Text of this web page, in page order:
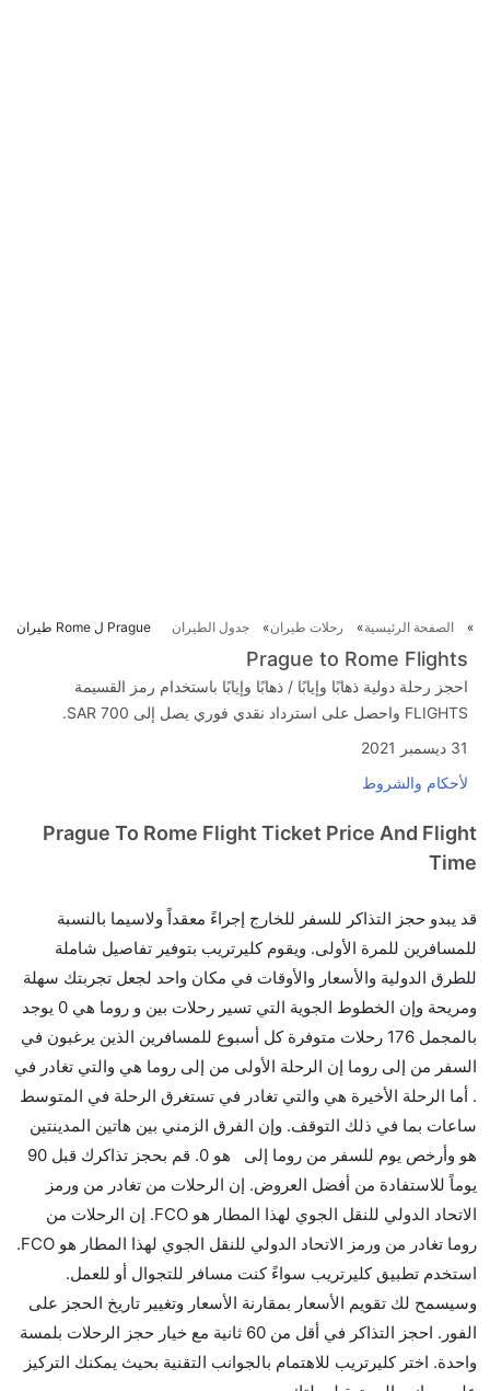
الصفحة الرئيسية رحلات طيران جدول الطيران Prague ل Rome طيران
Prague to Rome Flights
احجز رحلة دولية ذهابًا وإيابًا / ذهابًا وإيابًا باستخدام رمز القسيمة
FLIGHTS واحصل على استرداد نقدي فوري يصل إلى SAR 700.
31 ديسمبر 2021
لأحكام والشروط
Prague To Rome Flight Ticket Price And Flight
Time
قد يبدو حجز التذاكر للسفر للخارج إجراءً معقداً ولاسيما بالنسبة
للمسافرين للمرة الأولى. ويقوم كليرتريب بتوفير تفاصيل شاملة
للطرق الدولية والأسعار والأوقات في مكان واحد لجعل تجربتك سهلة
ومريحة وإن الخطوط الجوية التي تسير رحلات بين و روما هي 0 يوجد
بالمجمل 176 رحلات متوفرة كل أسبوع للمسافرين الذين يرغبون في
السفر من إلى روما إن الرحلة الأولى من إلى روما هي والتي تغادر في
. أما الرحلة الأخيرة هي والتي تغادر في تستغرق الرحلة في المتوسط
ساعات بما في ذلك التوقف. وإن الفرق الزمني بين هاتين المدينتين
هو وأرخص يوم للسفر من روما إلى هو 0. قم بحجز تذاكرك قبل 90
يوماً للاستفادة من أفضل العروض. إن الرحلات من تغادر من ورمز
الاتحاد الدولي للنقل الجوي لهذا المطار هو FCO. إن الرحلات من
روما تغادر من ورمز الاتحاد الدولي للنقل الجوي لهذا المطار هو FCO.
استخدم تطبيق كليرتريب سواءً كنت مسافر للتجوال أو للعمل.
وسيسمح لك تقويم الأسعار بمقارنة الأسعار وتغيير تاريخ الحجز على
الفور. احجز التذاكر في أقل من 60 ثانية مع خيار حجز الرحلات بلمسة
واحدة. اختر كليرتريب للاهتمام بالجوانب التقنية بحيث يمكنك التركيز